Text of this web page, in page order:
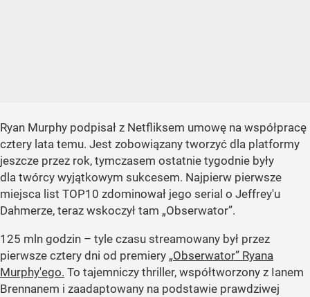
Ryan Murphy podpisał z Netfliksem umowę na współpracę
cztery lata temu. Jest zobowiązany tworzyć dla platformy
jeszcze przez rok, tymczasem ostatnie tygodnie były
dla twórcy wyjątkowym sukcesem. Najpierw pierwsze
miejsca list TOP10 zdominował jego serial o Jeffrey'u
Dahmerze, teraz wskoczył tam „Obserwator”.
125 mln godzin – tyle czasu streamowany był przez
pierwsze cztery dni od premiery „Obserwator” Ryana
Murphy'ego. To tajemniczy thriller, współtworzony z Ianem
Brennanem i zaadaptowany na podstawie prawdziwej